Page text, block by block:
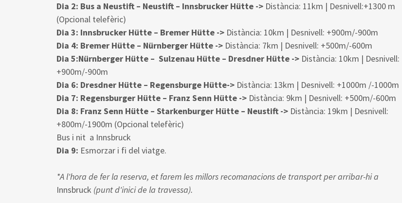
Dia 2: Bus a Neustift – Neustift – Innsbrucker Hütte -> Distància: 11km | Desnivell:+1300 m
(Opcional telefèric)
Dia 3: Innsbrucker Hütte – Bremer Hütte -> Distància: 10km | Desnivell: +900m/-900m
Dia 4: Bremer Hütte – Nürnberger Hütte -> Distància: 7km | Desnivell: +500m/-600m
Dia 5:Nürnberger Hütte – Sulzenau Hütte – Dresdner Hütte -> Distància: 10km | Desnivell:
+900m/-900m
Dia 6: Dresdner Hütte – Regensburge Hütte-> Distància: 13km | Desnivell: +1000m /-1000m
Dia 7: Regensburger Hütte – Franz Senn Hütte -> Distància: 9km | Desnivell: +500m/-600m
Dia 8: Franz Senn Hütte – Starkenburger Hütte – Neustift -> Distància: 19km | Desnivell:
+800m/-1900m (Opcional telefèric)
Bus i nit a Innsbruck
Dia 9: Esmorzar i fi del viatge.
*A l'hora de fer la reserva, et farem les millors recomanacions de transport per arribar-hi a
Innsbruck (punt d'inici de la travessa).